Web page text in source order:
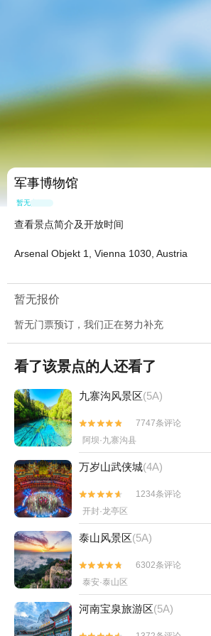
军事博物馆
暂无点评
查看景点简介及开放时间
Arsenal Objekt 1, Vienna 1030, Austria
暂无报价
暂无门票预订，我们正在努力补充
看了该景点的人还看了
九寨沟风景区(5A)


7747条评论
阿坝·九寨沟县
万岁山武侠城(4A)


1234条评论
开封·龙亭区
泰山风景区(5A)


6302条评论
泰安·泰山区
河南宝泉旅游区(5A)